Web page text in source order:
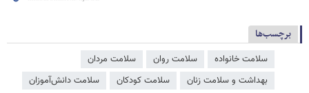
برچسب‌ها
سلامت خانواده سلامت روان
سلامت مردان
بهداشت و سلامت زنان
سلامت کودکان سلامت دانش‌آموزان